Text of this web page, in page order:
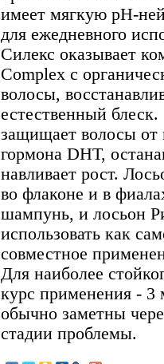
имеет мягкую pH-
для ежедневного
Силекс оказывает
Complex с
волосы,
естественный
защищает волосы от
гормона DHT,
навливает рост.
во флаконе и в
шампунь, и лосьон
использовать как
совместное
Для наиболее
курс применения - 3
обычно заметны
стадии проблемы.